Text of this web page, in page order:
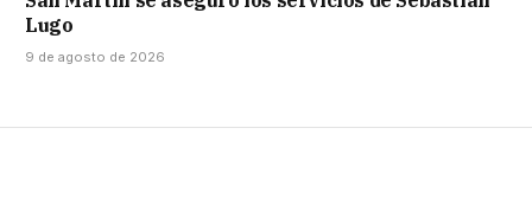
Lugo
9 de agosto de 2026